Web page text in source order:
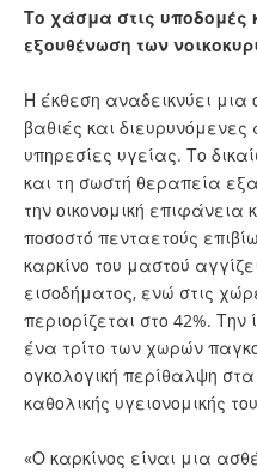
Το χάσμα στις υποδομές
εξουθένωση των
Η έκθεση αναδεικνύει μια
βαθιές και
υπηρεσίες υγείας. Το
και τη σωστή θεραπεία
την οικονομική επιφάνεια
ποσοστό πενταετούς
καρκίνο του μαστού
εισοδήματος, ενώ στις
περιορίζεται στο 42%. Την
ένα τρίτο των χωρών
ογκολογική περίθαλψη
καθολικής υγειονομικής
«Ο καρκίνος είναι μια